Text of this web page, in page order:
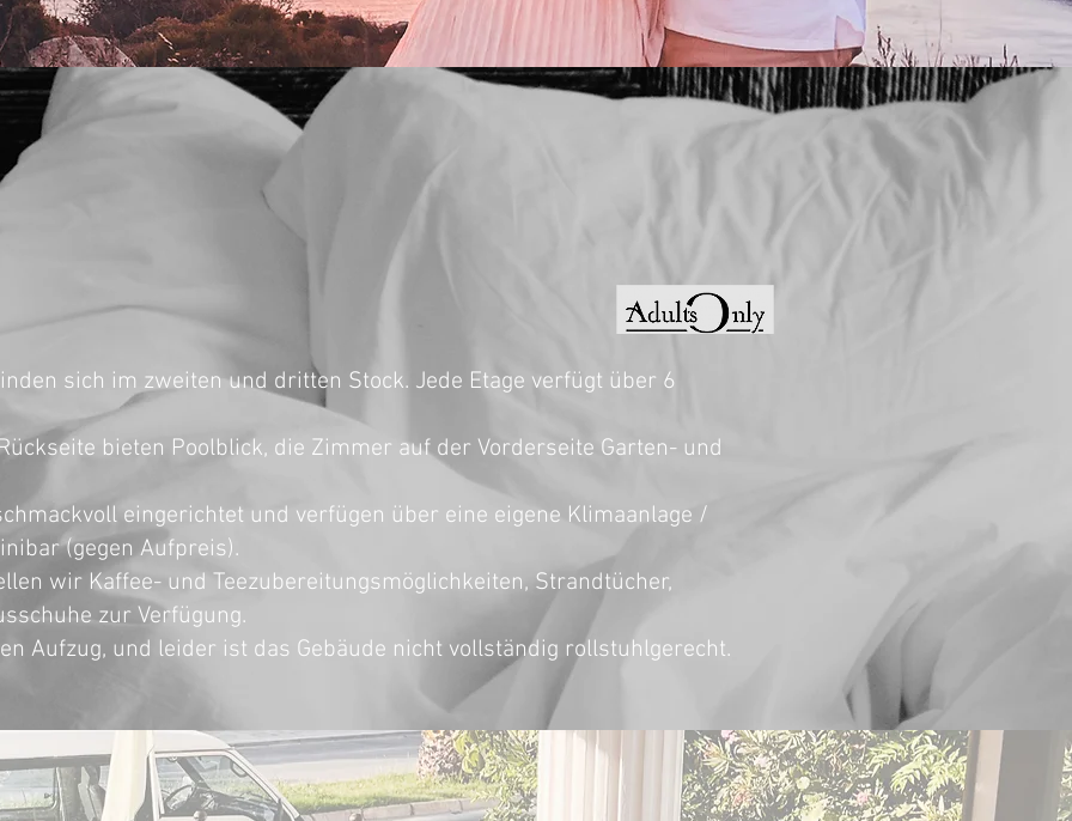
sich im zweiten und dritten Stock. Jede Etage verfügt über 6
bieten Poolblick, die Zimmer auf der Vorderseite Garten- und
eingerichtet und verfügen über eine eigene Klimaanlage /
(gegen Aufpreis).
wir Kaffee- und Teezubereitungsmöglichkeiten, Strandtücher,
zur Verfügung.
Aufzug, und leider ist das Gebäude nicht vollständig rollstuhlgerecht.